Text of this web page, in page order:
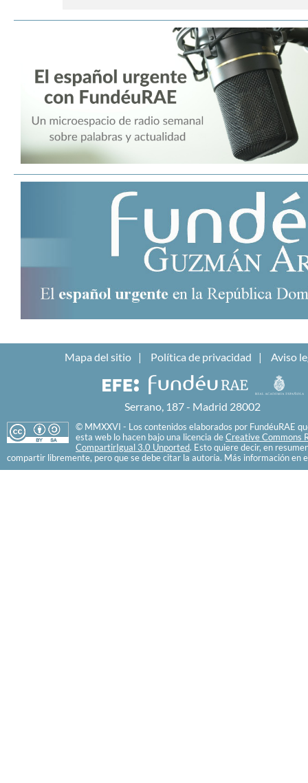
Mapa del sitio Política de privacidad Aviso
Serrano, 187 - Madrid 28002
© MMXXVI - Los contenidos elaborados por FundéuRAE
esta web lo hacen bajo una licencia de Creative Commons
CompartirIgual 3.0 Unported. Esto quiere decir, en
compartir libremente, pero que se debe citar la autoría. Más información en